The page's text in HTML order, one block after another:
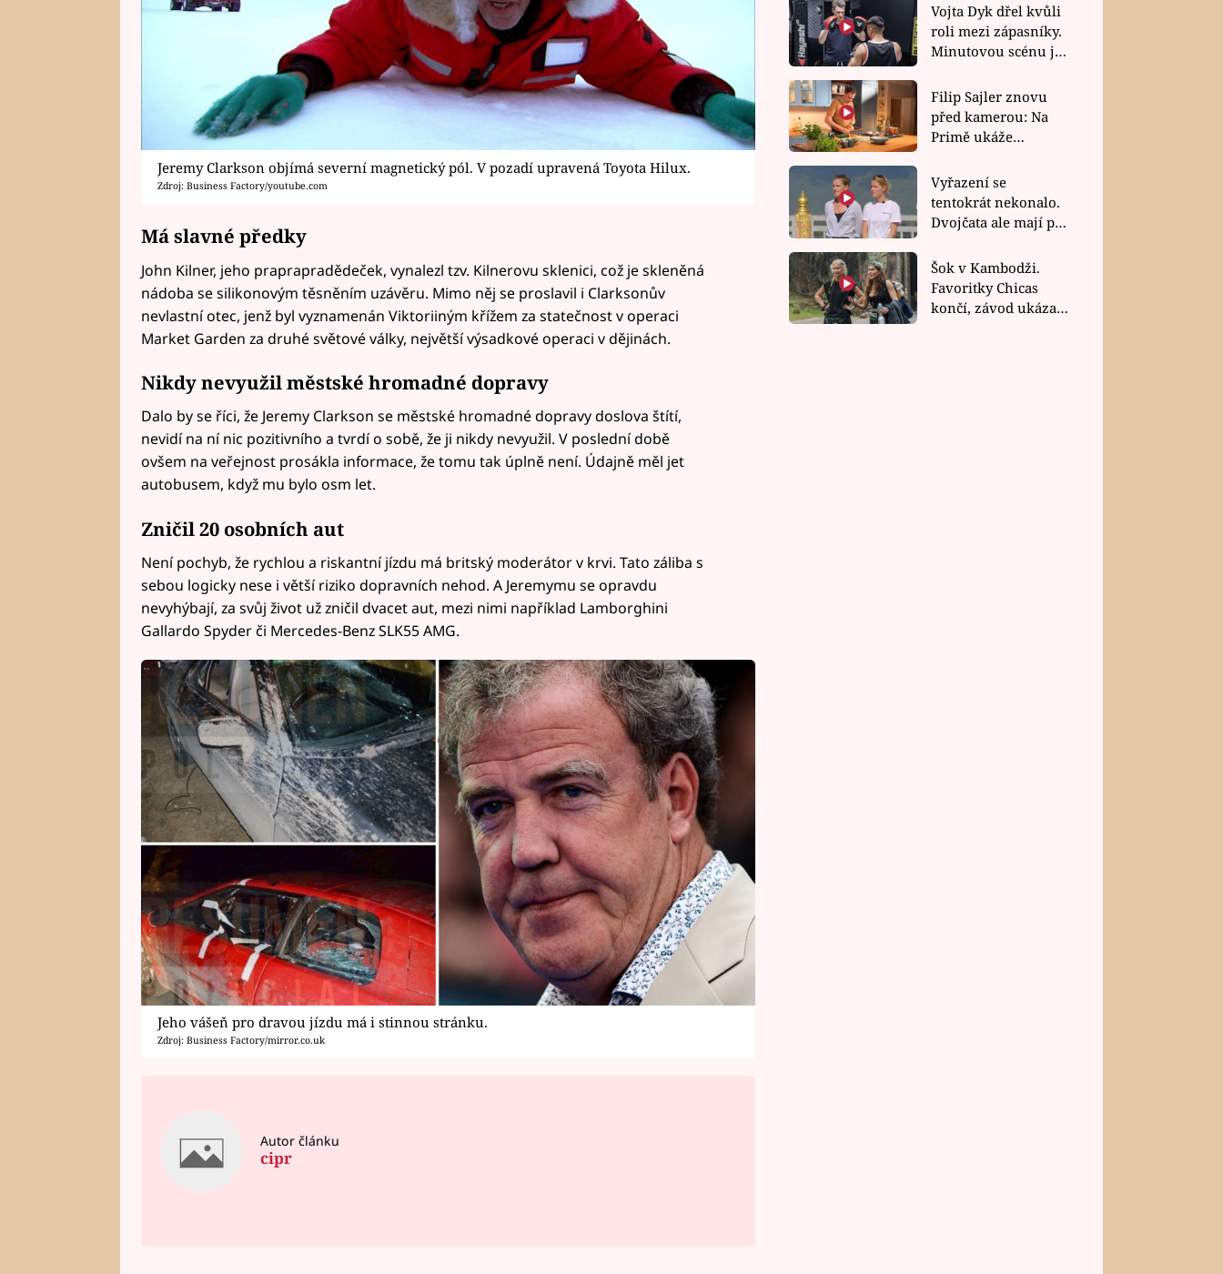
Jeremy Clarkson objímá severní magnetický pól. V pozadí upravená Toyota Hilux.
Zdroj: Business Factory/youtube.com
Má slavné předky
John Kilner, jeho praprapradědeček, vynalezl tzv. Kilnerovu sklenici, což je skleněná
nádoba se silikonovým těsněním uzávěru. Mimo něj se proslavil i Clarksonův
nevlastní otec, jenž byl vyznamenán Viktoriiným křížem za statečnost v operaci
Market Garden za druhé světové války, největší výsadkové operaci v dějinách.
Nikdy nevyužil městské hromadné dopravy
Dalo by se říci, že Jeremy Clarkson se městské hromadné dopravy doslova štítí,
nevidí na ní nic pozitivního a tvrdí o sobě, že ji nikdy nevyužil. V poslední době
ovšem na veřejnost prosákla informace, že tomu tak úplně není. Údajně měl jet
autobusem, když mu bylo osm let.
Zničil 20 osobních aut
Není pochyb, že rychlou a riskantní jízdu má britský moderátor v krvi. Tato záliba s
sebou logicky nese i větší riziko dopravních nehod. A Jeremymu se opravdu
nevyhýbají, za svůj život už zničil dvacet aut, mezi nimi například Lamborghini
Gallardo Spyder či Mercedes-Benz SLK55 AMG.
Jeho vášeň pro dravou jízdu má i stinnou stránku.
Zdroj: Business Factory/mirror.co.uk
Autor článku
cipr
Vojta Dyk dřel kvůli
roli mezi zápasníky.
Minutovou scénu jel
Filip Sajler znovu
před kamerou: Na
Primě ukáže
rychlé recepty
Vyřazení se
tentokrát nekonalo.
Dvojčata ale mají po
závodu nůž na krku
Šok v Kambodži.
Favoritky Chicas
končí, závod ukázal